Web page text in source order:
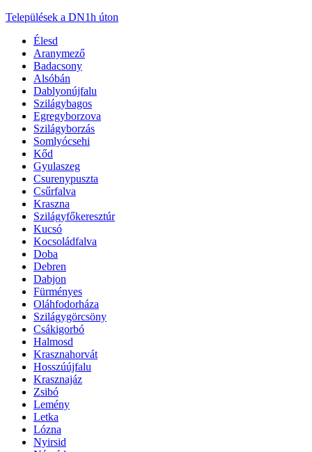
Települések a DN1h úton
Élesd
Aranymező
Badacsony
Alsóbán
Dablyonújfalu
Szilágybagos
Egregyborzova
Szilágyborzás
Somlyócsehi
Kőd
Gyulaszeg
Csurenypuszta
Csűrfalva
Kraszna
Szilágyfőkeresztúr
Kucsó
Kocsoládfalva
Doba
Debren
Dabjon
Fürményes
Oláhfodorháza
Szilágygörcsöny
Csákigorbó
Halmosd
Krasznahorvát
Hosszúújfalu
Krasznajáz
Zsibó
Lemény
Letka
Lózna
Nyirsid